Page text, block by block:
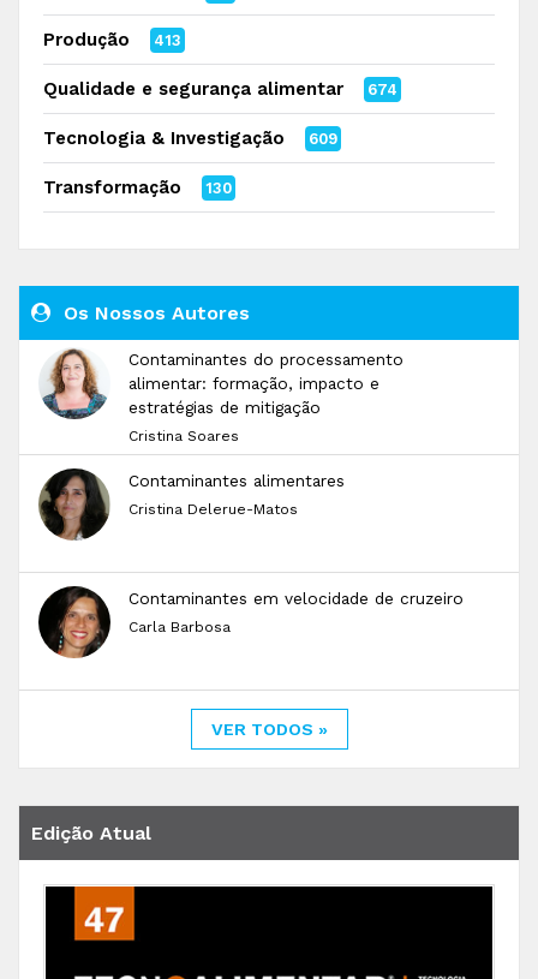
Produção 413
Qualidade e segurança alimentar 674
Tecnologia & Investigação 609
Transformação 130
Os Nossos Autores
Contaminantes do processamento
alimentar: formação, impacto e
estratégias de mitigação
Cristina Soares
Contaminantes alimentares
Cristina Delerue-Matos
Contaminantes em velocidade de cruzeiro
Carla Barbosa
VER TODOS »
Edição Atual